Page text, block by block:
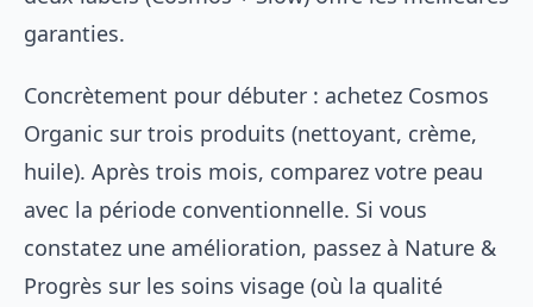
garanties.
Concrètement pour débuter : achetez Cosmos
Organic sur trois produits (nettoyant, crème,
huile). Après trois mois, comparez votre peau
avec la période conventionnelle. Si vous
constatez une amélioration, passez à Nature &
Progrès sur les soins visage (où la qualité